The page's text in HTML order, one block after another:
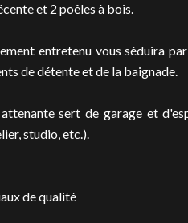
et 2 poêles à bois.
entretenu vous séduira
de détente et de la baignade.
sert de garage et
studio, etc.).
de qualité